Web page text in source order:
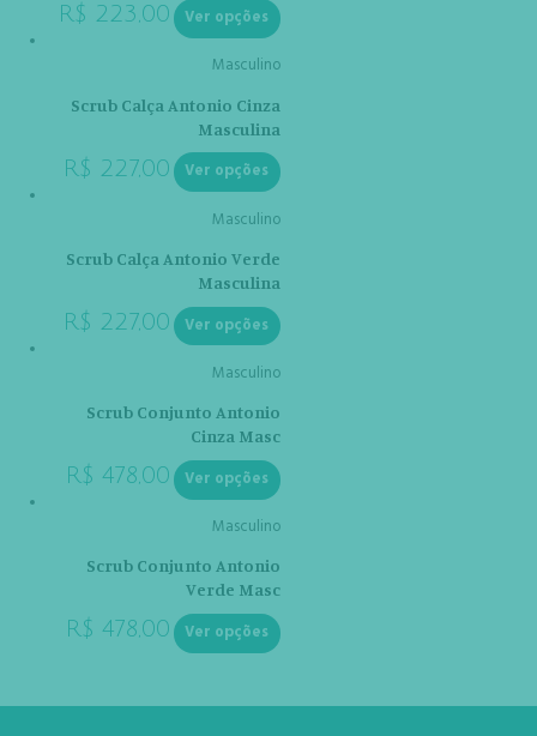
R$ 223,00
Ver opções
Masculino
Scrub Calça Antonio Cinza
Masculina
R$ 227,00
Ver opções
Masculino
Scrub Calça Antonio Verde
Masculina
R$ 227,00
Ver opções
Masculino
Scrub Conjunto Antonio
Cinza Masc
R$ 478,00
Ver opções
Masculino
Scrub Conjunto Antonio
Verde Masc
R$ 478,00 Ver opções